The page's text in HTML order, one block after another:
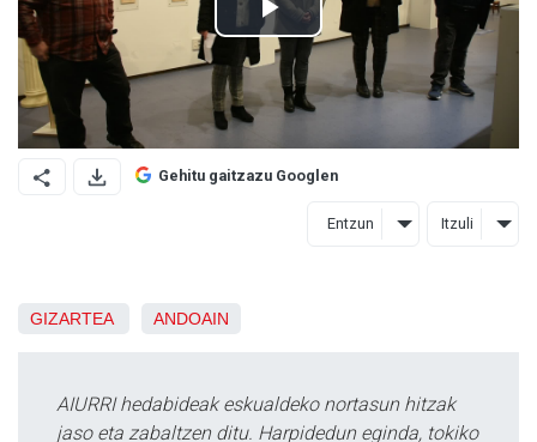
Gehitu gaitzazu Googlen
Entzun Itzuli
GIZARTEA ANDOAIN
AIURRI hedabideak eskualdeko nortasun hitzak
jaso eta zabaltzen ditu. Harpidedun eginda, tokiko